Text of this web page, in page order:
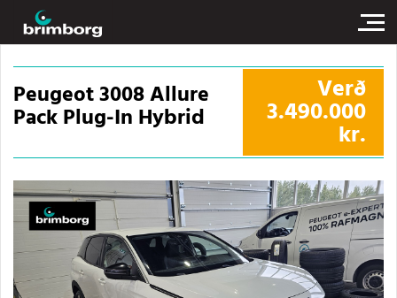
Peugeot 3008 Allure
Pack Plug-In Hybrid
Verð
3.490.000
kr.